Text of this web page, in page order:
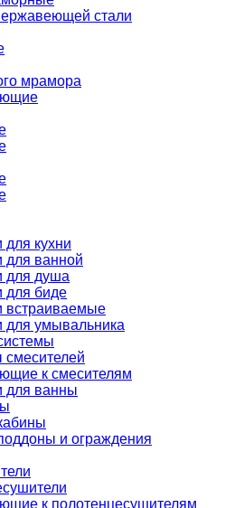
стали
мрамора
кухни
для ванной
для душа
для биде
встраиваемые
для умывальника
смесителей
к смесителям
для ванны
и ограждения
к полотенцесушителям